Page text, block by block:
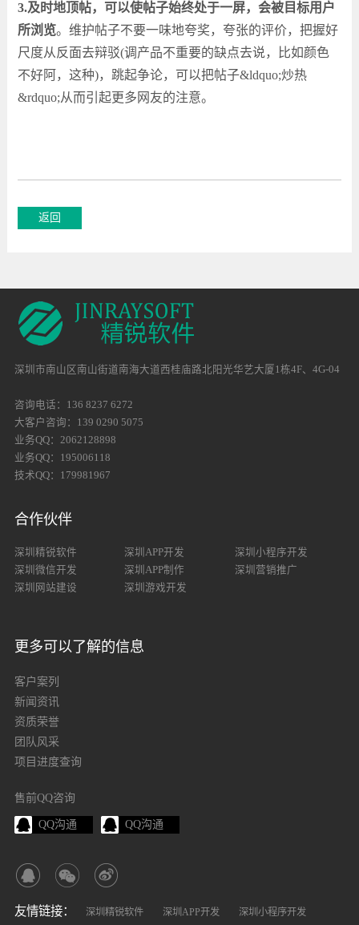
3.及时地顶帖，可以使帖子始终处于一屏，会被目标用户
所浏览。维护帖子不要一味地夸奖，夸张的评价，把握好
尺度从反面去辩驳(调产品不重要的缺点去说，比如颜色
不好阿，这种)，跳起争论，可以把帖子&ldquo;炒热
&rdquo;从而引起更多网友的注意。
深圳市南山区南山街道南海大道西桂庙路北阳光华艺大厦1栋4F、4G-04
咨询电话：136 8237 6272
大客户咨询：139 0290 5075
业务QQ：2062128898
业务QQ：195006118
技术QQ：179981967
合作伙伴
深圳精锐软件 深圳APP开发
深圳小程序开发
深圳微信开发
深圳APP制作
深圳营销推广
深圳网站建设
深圳游戏开发
更多可以了解的信息
客户案列
新闻资讯
资质荣誉
团队风采
项目进度查询
售前QQ咨询
QQ沟通 QQ沟通
友情链接： 深圳精锐软件 深圳APP开发 深圳小程序开发